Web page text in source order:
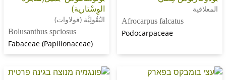
Afrocarpus falcatus
Podocarpaceae
البُقُولِيَّة (فولاوات)
Bolusanthus spciosus
Fabaceae (Papilionaceae)